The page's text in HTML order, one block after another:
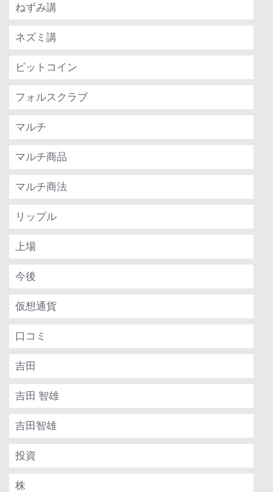
ねずみ講
ネズミ講
ビットコイン
フォルスクラブ
マルチ
マルチ商品
マルチ商法
リップル
上場
今後
仮想通貨
口コミ
吉田
吉田 智雄
吉田智雄
投資
株